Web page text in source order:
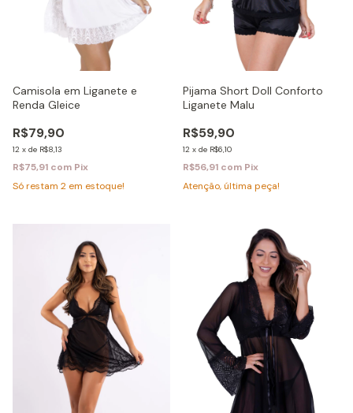
Camisola em Liganete e
Renda Gleice
R$79,90
12 x de R$8,13
R$75,91 com Pix
Só restam 2 em estoque!
Pijama Short Doll Conforto
Liganete Malu
R$59,90
12 x de R$6,10
R$56,91 com Pix
Atenção, última peça!